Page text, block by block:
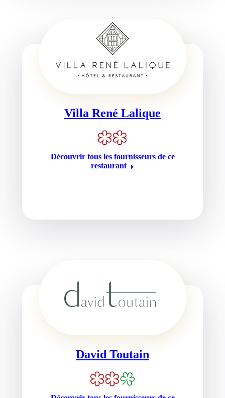
Villa René Lalique
Découvrir tous les fournisseurs de ce
restaurant
David Toutain